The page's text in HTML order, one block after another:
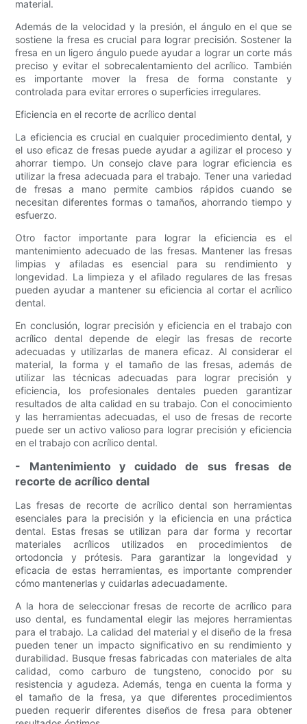
material.
Además de la velocidad y la presión, el ángulo en el que se
sostiene la fresa es crucial para lograr precisión. Sostener la
fresa en un ligero ángulo puede ayudar a lograr un corte más
preciso y evitar el sobrecalentamiento del acrílico. También
es importante mover la fresa de forma constante y
controlada para evitar errores o superficies irregulares.
Eficiencia en el recorte de acrílico dental
La eficiencia es crucial en cualquier procedimiento dental, y
el uso eficaz de fresas puede ayudar a agilizar el proceso y
ahorrar tiempo. Un consejo clave para lograr eficiencia es
utilizar la fresa adecuada para el trabajo. Tener una variedad
de fresas a mano permite cambios rápidos cuando se
necesitan diferentes formas o tamaños, ahorrando tiempo y
esfuerzo.
Otro factor importante para lograr la eficiencia es el
mantenimiento adecuado de las fresas. Mantener las fresas
limpias y afiladas es esencial para su rendimiento y
longevidad. La limpieza y el afilado regulares de las fresas
pueden ayudar a mantener su eficiencia al cortar el acrílico
dental.
En conclusión, lograr precisión y eficiencia en el trabajo con
acrílico dental depende de elegir las fresas de recorte
adecuadas y utilizarlas de manera eficaz. Al considerar el
material, la forma y el tamaño de las fresas, además de
utilizar las técnicas adecuadas para lograr precisión y
eficiencia, los profesionales dentales pueden garantizar
resultados de alta calidad en su trabajo. Con el conocimiento
y las herramientas adecuadas, el uso de fresas de recorte
puede ser un activo valioso para lograr precisión y eficiencia
en el trabajo con acrílico dental.
- Mantenimiento y cuidado de sus fresas de
recorte de acrílico dental
Las fresas de recorte de acrílico dental son herramientas
esenciales para la precisión y la eficiencia en una práctica
dental. Estas fresas se utilizan para dar forma y recortar
materiales acrílicos utilizados en procedimientos de
ortodoncia y prótesis. Para garantizar la longevidad y
eficacia de estas herramientas, es importante comprender
cómo mantenerlas y cuidarlas adecuadamente.
A la hora de seleccionar fresas de recorte de acrílico para
uso dental, es fundamental elegir las mejores herramientas
para el trabajo. La calidad del material y el diseño de la fresa
pueden tener un impacto significativo en su rendimiento y
durabilidad. Busque fresas fabricadas con materiales de alta
calidad, como carburo de tungsteno, conocido por su
resistencia y agudeza. Además, tenga en cuenta la forma y
el tamaño de la fresa, ya que diferentes procedimientos
pueden requerir diferentes diseños de fresa para obtener